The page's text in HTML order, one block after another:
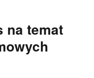
na temat